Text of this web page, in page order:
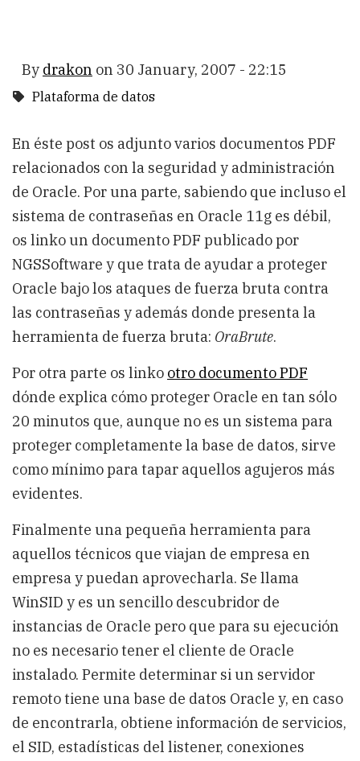
By drakon on 30 January, 2007 - 22:15
Plataforma de datos
En éste post os adjunto varios documentos PDF
relacionados con la seguridad y administración
de Oracle. Por una parte, sabiendo que incluso el
sistema de contraseñas en Oracle 11g es débil,
os linko un documento PDF publicado por
NGSSoftware y que trata de ayudar a proteger
Oracle bajo los ataques de fuerza bruta contra
las contraseñas y además donde presenta la
herramienta de fuerza bruta: OraBrute.
Por otra parte os linko otro documento PDF
dónde explica cómo proteger Oracle en tan sólo
20 minutos que, aunque no es un sistema para
proteger completamente la base de datos, sirve
como mínimo para tapar aquellos agujeros más
evidentes.
Finalmente una pequeña herramienta para
aquellos técnicos que viajan de empresa en
empresa y puedan aprovecharla. Se llama
WinSID y es un sencillo descubridor de
instancias de Oracle pero que para su ejecución
no es necesario tener el cliente de Oracle
instalado. Permite determinar si un servidor
remoto tiene una base de datos Oracle y, en caso
de encontrarla, obtiene información de servicios,
el SID, estadísticas del listener, conexiones